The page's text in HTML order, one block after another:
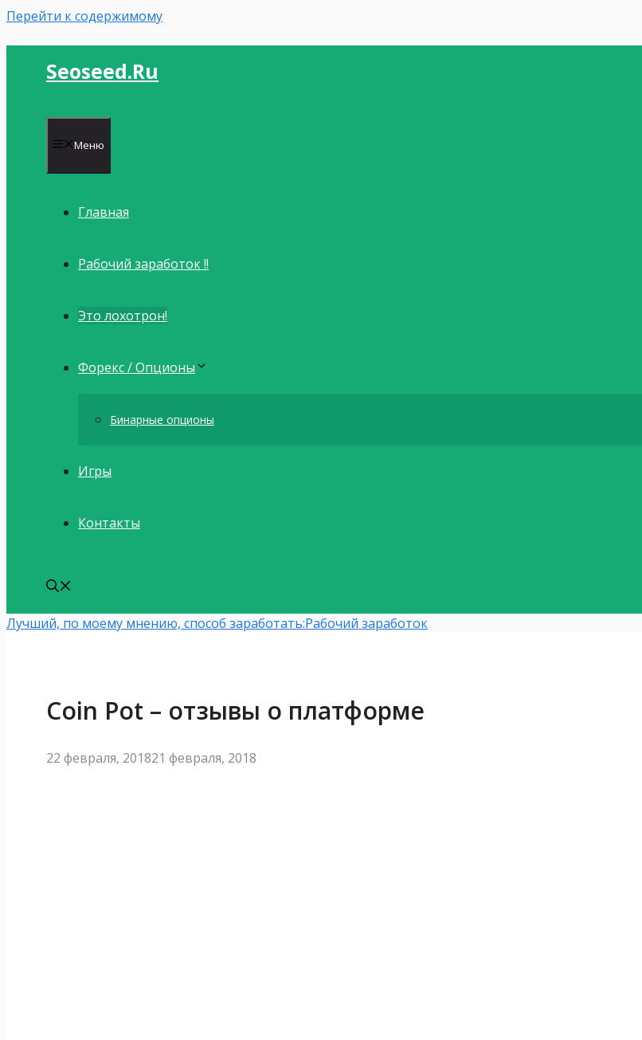
Перейти к содержимому
Seoseed.ru
Меню
Главная
Рабочий заработок !!
Это лохотрон!
Форекс / Опционы
Бинарные опционы
Игры
Контакты
Лучший, по моему мнению, способ заработать:Рабочий заработок
Coin Pot – отзывы о платформе
22 февраля, 201821 февраля, 2018